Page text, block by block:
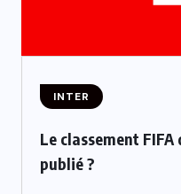
INTER
Le classement
publié ?